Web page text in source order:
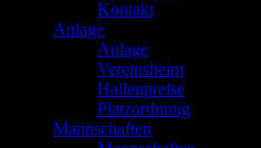
Kontakt
Anlage
Anlage
Vereinsheim
Hallenpreise
Platzordnung
Mannschaften